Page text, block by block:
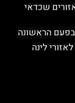
שכדאי
בפעם הראשונה
לינה